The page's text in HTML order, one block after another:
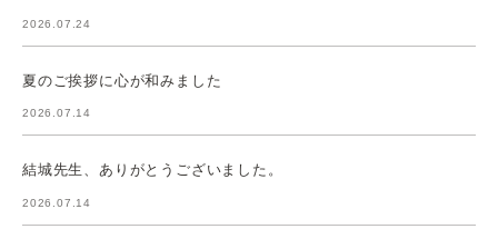
2026.07.24
夏のご挨拶に心が和みました
2026.07.14
結城先生、ありがとうございました。
2026.07.14